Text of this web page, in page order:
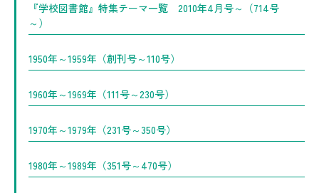
『学校図書館』特集テーマ一覧 2010年4月号～（714号
～）
1950年～1959年（創刊号～110号）
1960年～1969年（111号～230号）
1970年～1979年（231号～350号）
1980年～1989年（351号～470号）